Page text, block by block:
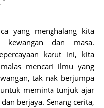
yang menghalang kita
kewangan dan masa.
karut ini, kita
mencari ilmu yang
tak nak berjumpa
meminta tunjuk ajar
berjaya. Senang cerita,